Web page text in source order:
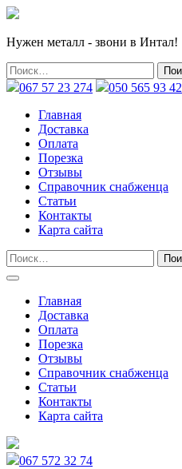
Нужен металл - звони в Интал!
067 57 23 274 050 565 93 42
Главная
Доставка
Оплата
Порезка
Отзывы
Справочник снабженца
Статьи
Контакты
Карта сайта
Главная
Доставка
Оплата
Порезка
Отзывы
Справочник снабженца
Статьи
Контакты
Карта сайта
067 572 32 74